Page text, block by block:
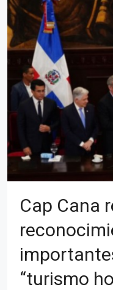
Cap Cana
“turismo